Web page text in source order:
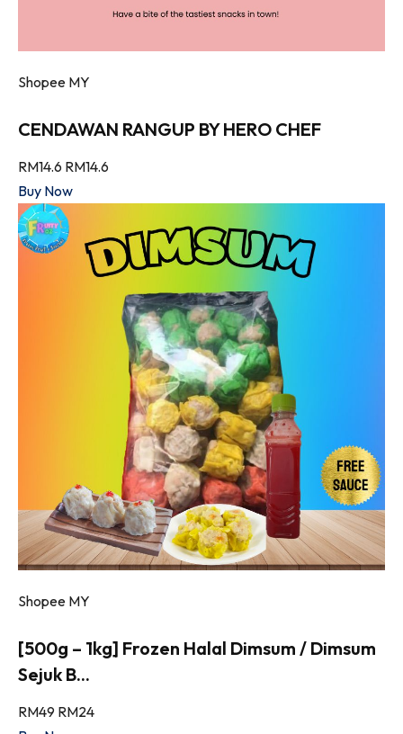
Shopee MY
CENDAWAN RANGUP BY HERO CHEF
RM14.6 RM14.6
Buy Now
Shopee MY
[500g – 1kg] Frozen Halal Dimsum / Dimsum
Sejuk B...
RM49 RM24